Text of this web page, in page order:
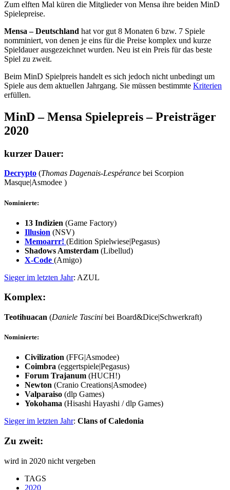
Zum elften Mal küren die Mitglieder von Mensa ihre beiden MinD
Spielepreise.
Mensa – Deutschland hat vor gut 8 Monaten 6 bzw. 7 Spiele
nomminiert, von denen je eins für die Preise komplex und kurze
Spieldauer ausgezeichnet wurden. Neu ist ein Preis für das beste
Spiel zu zweit.
Beim MinD Spielpreis handelt es sich jedoch nicht unbedingt um
Spiele aus dem aktuellen Jahrgang. Sie müssen bestimmte Kriterien
erfüllen.
MinD – Mensa Spielepreis – Preisträger
2020
kurzer Dauer:
Decrypto (Thomas Dagenais-Lespérance bei Scorpion
Masque|Asmodee )
Nominierte:
13 Indizien (Game Factory)
Illusion (NSV)
Memoarrr! (Edition Spielwiese|Pegasus)
Shadows Amsterdam (Libellud)
X-Code (Amigo)
Sieger im letzten Jahr: AZUL
Komplex:
Teotihuacan (Daniele Tascini bei Board&Dice|Schwerkraft)
Nominierte:
Civilization (FFG|Asmodee)
Coimbra (eggertspiele|Pegasus)
Forum Trajanum (HUCH!)
Newton (Cranio Creations|Asmodee)
Valparaiso (dlp Games)
Yokohama (Hisashi Hayashi / dlp Games)
Sieger im letzten Jahr: Clans of Caledonia
Zu zweit:
wird in 2020 nicht vergeben
TAGS
2020